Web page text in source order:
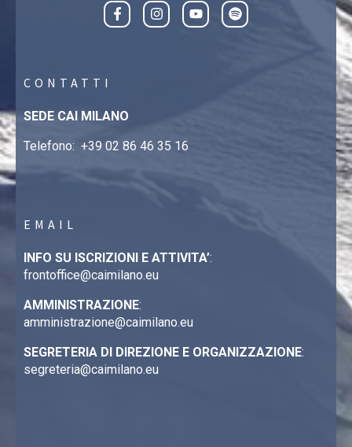
CONTATTI
SEDE CAI MILANO
Telefono: +39 02 86 46 35 16
EMAIL
INFO SU ISCRIZIONI E ATTIVITA’:
frontoffice@caimilano.eu
AMMINISTRAZIONE:
amministrazione@caimilano.eu
SEGRETERIA DI DIREZIONE E ORGANIZZAZIONE:
segreteria@caimilano.eu